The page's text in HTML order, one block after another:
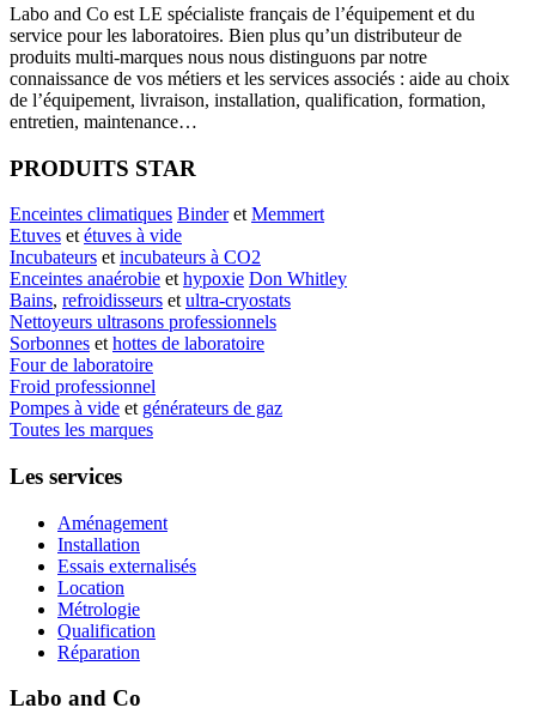
Labo and Co est LE spécialiste français de l’équipement et du
service pour les laboratoires. Bien plus qu’un distributeur de
produits multi-marques nous nous distinguons par notre
connaissance de vos métiers et les services associés : aide au choix
de l’équipement, livraison, installation, qualification, formation,
entretien, maintenance…
PRODUITS STAR
Enceintes climatiques Binderet Memmert
Etuves et étuves à vide
Incubateurs et incubateurs à CO2
Enceintes anaérobie et hypoxie Don Whitley
Bains, refroidisseurs et ultra-cryostats
Nettoyeurs ultrasons professionnels
Sorbonnes et hottes de laboratoire
Four de laboratoire
Froid professionnel
Pompes à vide et générateurs de gaz
Toutes les marques
Les services
Aménagement
Installation
Essais externalisés
Location
Métrologie
Qualification
Réparation
Labo and Co